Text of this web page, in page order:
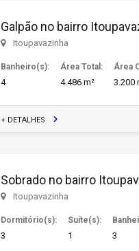
Galpão no bairro
Itoupavazinha
Banheiro(s):
4
Área Total:
4.486 m²
Área
3.200
+ DETALHES
Sobrado no bairro
Itoupavazinha
Dormitório(s):
3
Suíte(s):
1 3